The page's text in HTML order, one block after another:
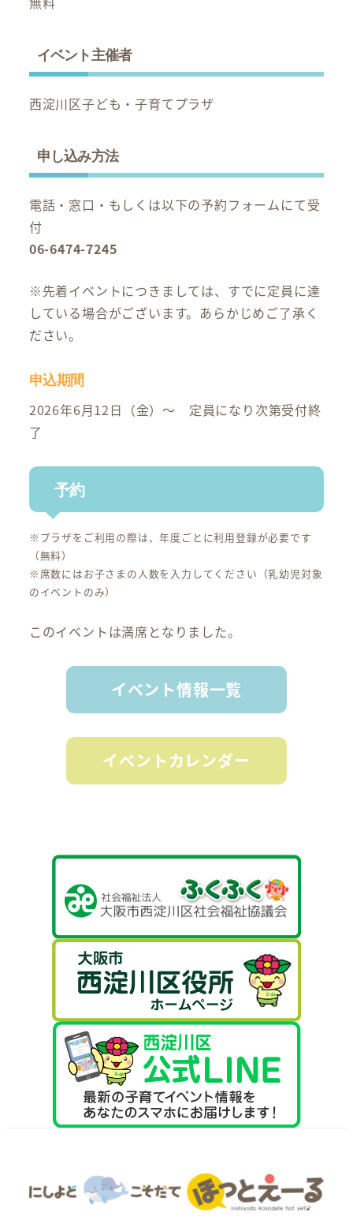
イベント主催者
西淀川区子ども・子育てプラザ
申し込み方法
電話・窓口・もしくは以下の予約フォームにて受
付
06-6474-7245
※先着イベントにつきましては、すでに定員に達
している場合がございます。あらかじめご了承く
ださい。
申込期間
2026年6月12日（金）～ 定員になり次第受付終
了
予約
※プラザをご利用の際は、年度ごとに利用登録が必要です
（無料）
※席数にはお子さまの人数を入力してください（乳幼児対象
のイベントのみ）
このイベントは満席となりました。
イベント情報一覧
イベントカレンダー